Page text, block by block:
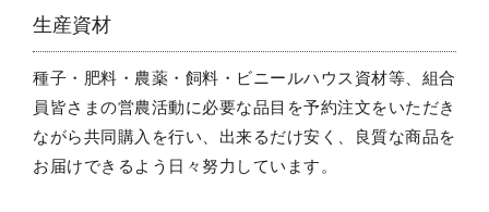
生産資材
種子・肥料・農薬・飼料・ビニールハウス資材等、組合
員皆さまの営農活動に必要な品目を予約注文をいただき
ながら共同購入を行い、出来るだけ安く、良質な商品を
お届けできるよう日々努力しています。